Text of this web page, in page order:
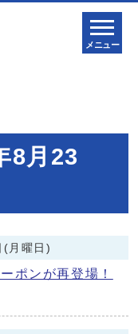
メニュー
8月23
月曜日)
ポンが再登場！